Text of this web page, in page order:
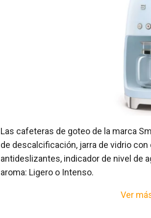
Las cafeteras de goteo de la marca
de descalcificación, jarra de vidrio con
antideslizantes, indicador de nivel de
aroma: Ligero o Intenso.
Ver